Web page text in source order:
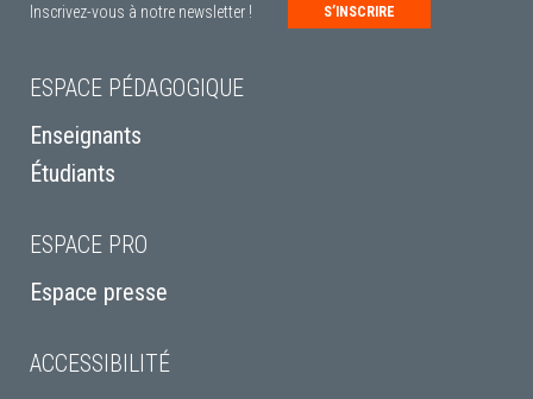
Inscrivez-vous à notre newsletter ! S’INSCRIRE
ESPACE PÉDAGOGIQUE
Enseignants
Étudiants
ESPACE PRO
Espace presse
ACCESSIBILITÉ